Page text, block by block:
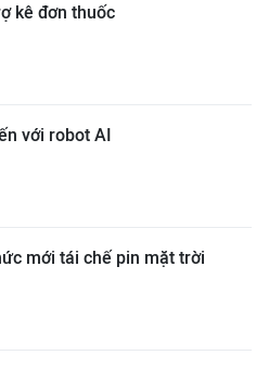
kê đơn thuốc
với robot AI
mới tái chế pin mặt trời